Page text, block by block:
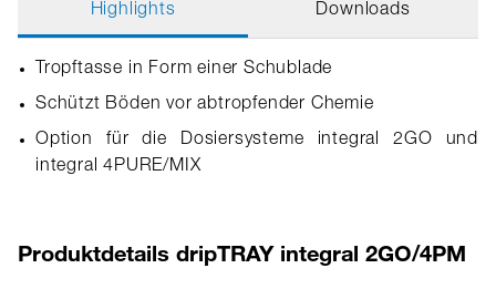
Highlights Downloads
Tropftasse in Form einer Schublade
Schützt Böden vor abtropfender Chemie
Option für die Dosiersysteme integral 2GO und
integral 4PURE/MIX
Produktdetails dripTRAY integral 2GO/4PM